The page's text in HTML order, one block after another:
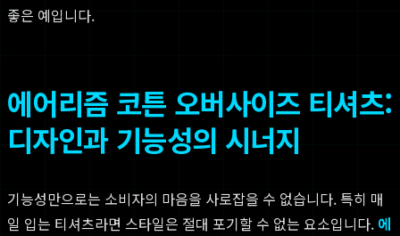
좋은 예입니다.
에어리즘 코튼 오버사이즈 티셔츠:
디자인과 기능성의 시너지
기능성만으로는 소비자의 마음을 사로잡을 수 없습니다. 특히 매
일 입는 티셔츠라면 스타일은 절대 포기할 수 없는 요소입니다. 에